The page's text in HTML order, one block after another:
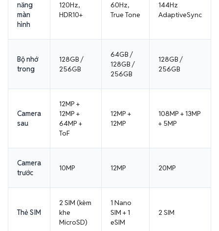
năng
màn
hình
120Hz,
HDR10+
60Hz,
True Tone
144Hz
AdaptiveSync
Bộ nhớ
trong
128GB /
256GB
64GB /
128GB /
256GB
128GB /
256GB
Camera
sau
12MP +
12MP +
64MP +
ToF
12MP +
12MP
108MP + 13MP
+ 5MP
Camera
trước
10MP 12MP 20MP
Thẻ SIM
2 SIM (kèm
khe
MicroSD)
1 Nano
SIM + 1
eSIM
2 SIM